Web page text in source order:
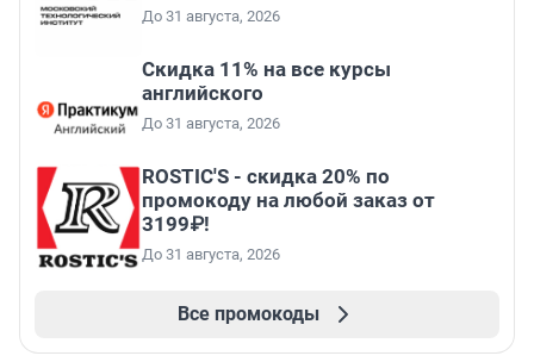
До 31 августа, 2026
Скидка 11% на все курсы
английского
До 31 августа, 2026
ROSTIC'S - скидка 20% по
промокоду на любой заказ от
3199₽!
До 31 августа, 2026
Все промокоды